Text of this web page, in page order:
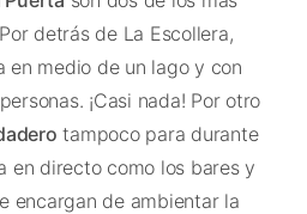
detrás de La Escollera,
en medio de un lago y con
¡Casi nada! Por otro
tampoco para durante
en directo como los bares y
encargan de ambientar la